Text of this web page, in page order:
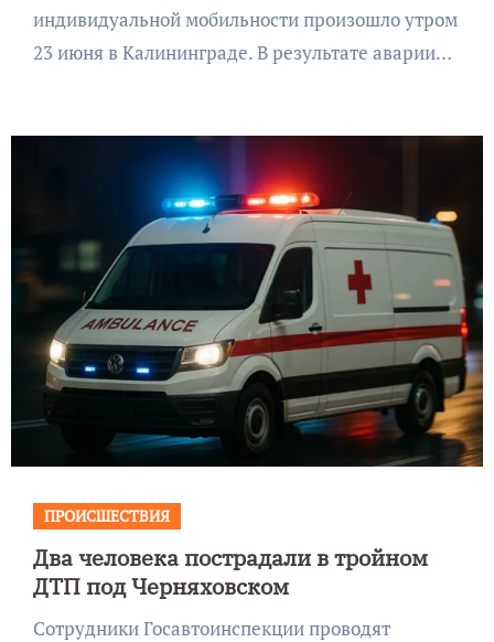
индивидуальной мобильности произошло утром
23 июня в Калининграде. В результате аварии…
ПРОИСШЕСТВИЯ
Два человека пострадали в тройном
ДТП под Черняховском
Сотрудники Госавтоинспекции проводят